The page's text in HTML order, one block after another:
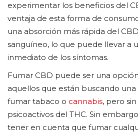
experimentar los beneficios del
ventaja de esta forma de
una absorción más rápida del
sanguíneo, lo que puede llevar a
inmediato de los síntomas.
Fumar CBD puede ser una
aquellos que están buscando
fumar tabaco o cannabis, pero
psicoactivos del THC. Sin
tener en cuenta que fumar